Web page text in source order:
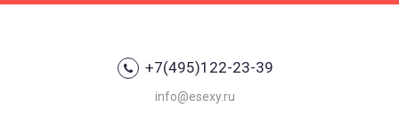
+7(495)122-23-39
info@esexy.ru